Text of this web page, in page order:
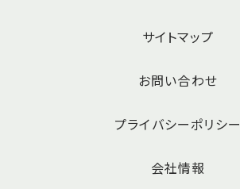
サイトマップ
お問い合わせ
プライバシーポリシー
会社情報